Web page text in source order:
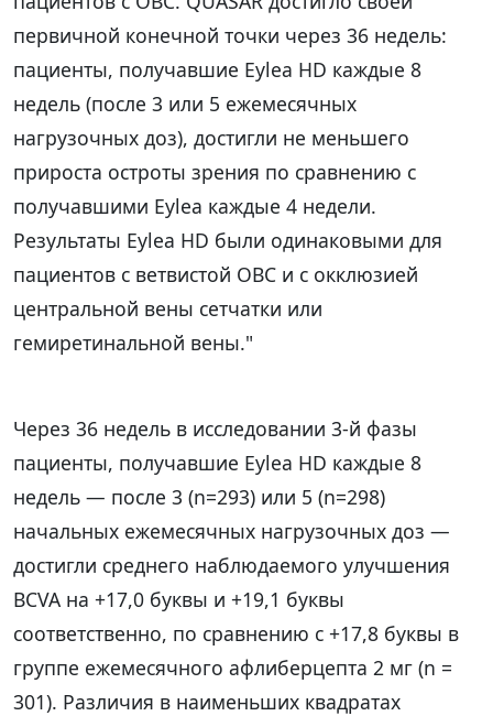
первичной конечной точки через 36 недель:
пациенты, получавшие Eylea HD каждые 8
недель (после 3 или 5 ежемесячных
нагрузочных доз), достигли не меньшего
прироста остроты зрения по сравнению с
получавшими Eylea каждые 4 недели.
Результаты Eylea HD были одинаковыми для
пациентов с ветвистой ОВС и с окклюзией
центральной вены сетчатки или
гемиретинальной вены."
Через 36 недель в исследовании 3-й фазы
пациенты, получавшие Eylea HD каждые 8
недель — после 3 (n=293) или 5 (n=298)
начальных ежемесячных нагрузочных доз —
достигли среднего наблюдаемого улучшения
BCVA на +17,0 буквы и +19,1 буквы
соответственно, по сравнению с +17,8 буквы в
группе ежемесячного афлиберцепта 2 мг (n =
301). Различия в наименьших квадратах